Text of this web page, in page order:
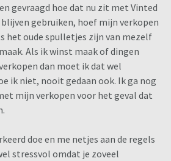
gevraagd hoe dat nu zit met Vinted
gebruiken, hoef mijn verkopen
het oude spulletjes zijn van mezelf
Als ik winst maak of dingen
dan moet ik dat wel
ik niet, nooit gedaan ook. Ik ga nog
mijn verkopen voor het geval dat
doe en me netjes aan de regels
stressvol omdat je zoveel